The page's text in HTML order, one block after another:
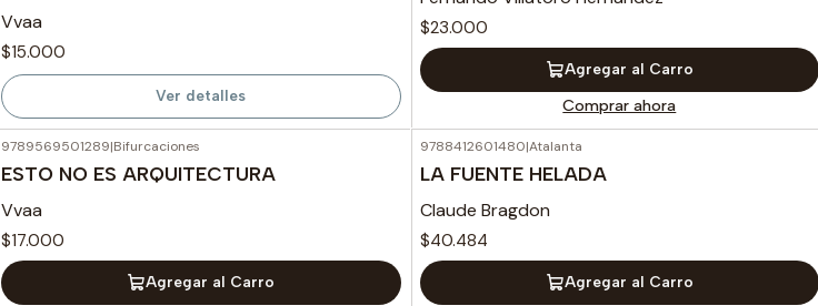
Vvaa
$15.000
Ver detalles
$23.000
Agregar al Carro
Comprar ahora
9789569501289|Bifurcaciones
ESTO NO ES ARQUITECTURA
Vvaa
$17.000
Agregar al Carro
9788412601480|Atalanta
LA FUENTE HELADA
Claude Bragdon
$40.484
Agregar al Carro